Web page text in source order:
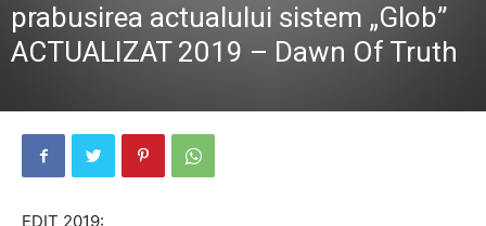
prabusirea actualului sistem „Glob”
ACTUALIZAT 2019 – Dawn Of Truth
EDIT 2019: